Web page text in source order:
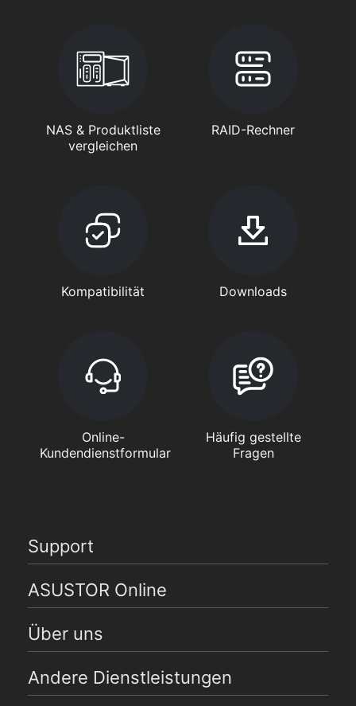
NAS & Produktliste
vergleichen
RAID-Rechner
Kompatibilität Downloads
Online-
Kundendienstformular
Häufig gestellte
Fragen
Support
ASUSTOR Online
Über uns
Andere Dienstleistungen